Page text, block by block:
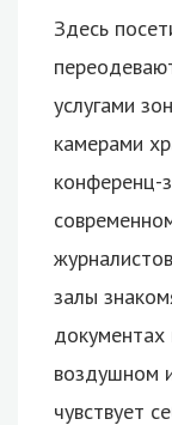
Здесь
услугами
камерами
конференц-
залы
воздушном
чувствует